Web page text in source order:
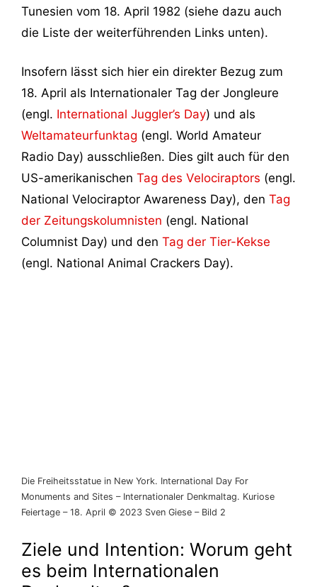
Tunesien vom 18. April 1982 (siehe dazu auch
die Liste der weiterführenden Links unten).
Insofern lässt sich hier ein direkter Bezug zum
18. April als Internationaler Tag der Jongleure
(engl. International Juggler’s Day) und als
Weltamateurfunktag (engl. World Amateur
Radio Day) ausschließen. Dies gilt auch für den
US-amerikanischen Tag des Velociraptors (engl.
National Velociraptor Awareness Day), den Tag
der Zeitungskolumnisten (engl. National
Columnist Day) und den Tag der Tier-Kekse
(engl. National Animal Crackers Day).
Die Freiheitsstatue in New York. International Day For
Monuments and Sites – Internationaler Denkmaltag. Kuriose
Feiertage – 18. April © 2023 Sven Giese – Bild 2
Ziele und Intention: Worum geht
es beim Internationalen